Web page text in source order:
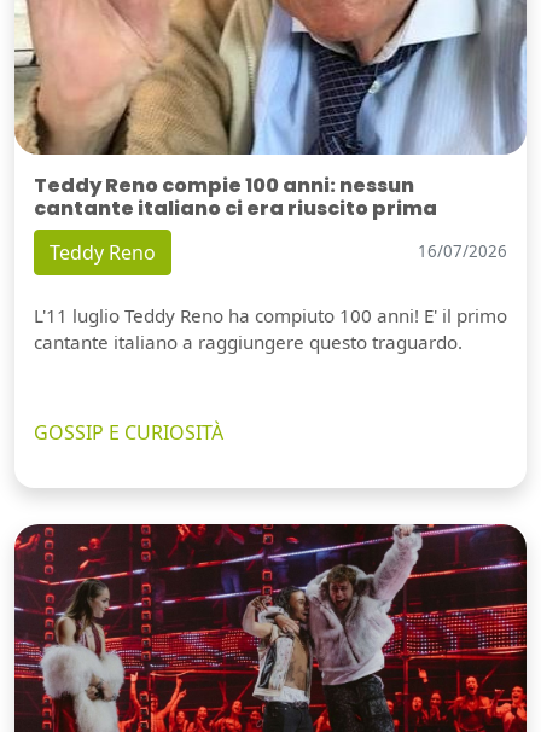
Teddy Reno compie 100 anni: nessun
cantante italiano ci era riuscito prima
Teddy Reno 16/07/2026
L'11 luglio Teddy Reno ha compiuto 100 anni! E' il primo
cantante italiano a raggiungere questo traguardo.
GOSSIP E CURIOSITÀ